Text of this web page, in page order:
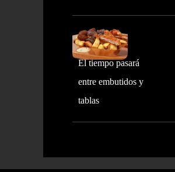
El tiempo pasará
entre embutidos y
tablas